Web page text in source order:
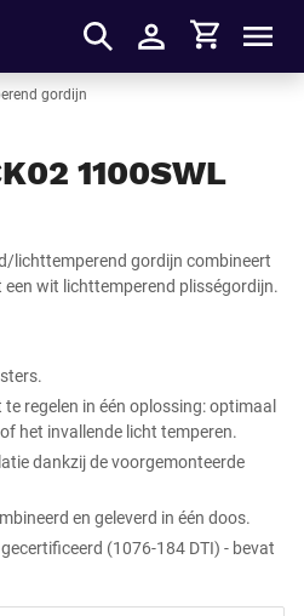
Inloggen
Winkelmandje
gordijn
1100SWL
lichttemperend gordijn combineert
wit lichttemperend plisségordijn.
regelen in één oplossing: optimaal
het invallende licht temperen.
dankzij de voorgemonteerde
en geleverd in één doos.
(1076-184 DTI) - bevat